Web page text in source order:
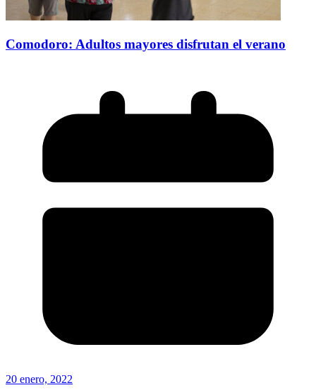
Comodoro: Adultos mayores disfrutan el verano
20 enero, 2022